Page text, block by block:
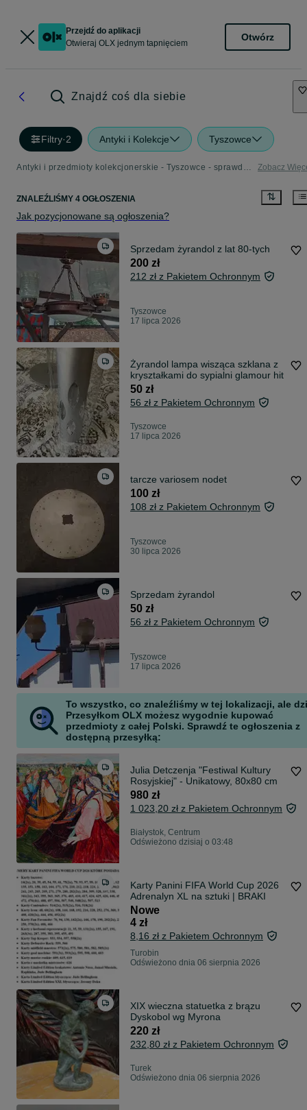
Przejdź do aplikacji
Otwieraj OLX jednym tapnięciem
Otwórz
Znajdź coś dla siebie
Filtry·2 Antyki i Kolekcje Tyszowce
Antyki i przedmioty kolekcjonerskie - Tyszowce - sprawdź ogłoszenia w Twojej okolicy Zobacz
ZNALEŹLIŚMY 4 OGŁOSZENIA
Jak pozycjonowane są ogłoszenia?
Sprzedam żyrandol z lat 80-tych
200 zł
212 zł z Pakietem Ochronnym
Tyszowce
17 lipca 2026
Żyrandol lampa wisząca szklana z
kryształkami do sypialni glamour hit
50 zł
56 zł z Pakietem Ochronnym
Tyszowce
17 lipca 2026
tarcze variosem nodet
100 zł
108 zł z Pakietem Ochronnym
Tyszowce
30 lipca 2026
Sprzedam żyrandol
50 zł
56 zł z Pakietem Ochronnym
Tyszowce
17 lipca 2026
To wszystko, co znaleźliśmy w tej lokalizacji, ale
Przesyłkom OLX możesz wygodnie kupować
przedmioty z całej Polski. Sprawdź te ogłoszenia z
dostępną przesyłką:
Julia Detczenja "Festiwal Kultury
Rosyjskiej" - Unikatowy, 80x80 cm
980 zł
1 023,20 zł z Pakietem Ochronnym
Białystok, Centrum
Odświeżono dzisiaj o 03:48
Karty Panini FIFA World Cup 2026
Adrenalyn XL na sztuki | BRAKI
Nowe
4 zł
8,16 zł z Pakietem Ochronnym
Turobin
Odświeżono dnia 06 sierpnia 2026
XIX wieczna statuetka z brązu
Dyskobol wg Myrona
220 zł
232,80 zł z Pakietem Ochronnym
Turek
Odświeżono dnia 06 sierpnia 2026